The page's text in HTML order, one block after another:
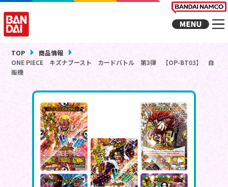
TOP
商品情報
ONE PIECE キズナブースト カードバトル 第3弾 【OP-BT03】 自
販機